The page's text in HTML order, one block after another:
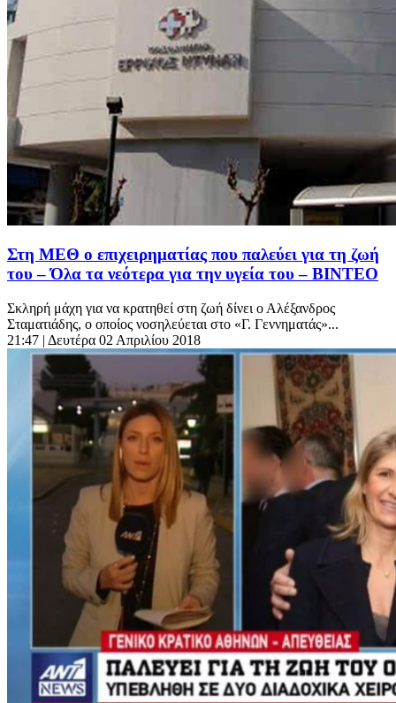
Στη ΜΕΘ ο επιχειρηματίας που παλεύει για τη ζωή
του – Όλα τα νεότερα για την υγεία του – ΒΙΝΤΕΟ
Σκληρή μάχη για να κρατηθεί στη ζωή δίνει ο Αλέξανδρος
Σταματιάδης, ο οποίος νοσηλεύεται στο «Γ. Γεννηματάς»...
21:47 | Δευτέρα 02 Απριλίου 2018